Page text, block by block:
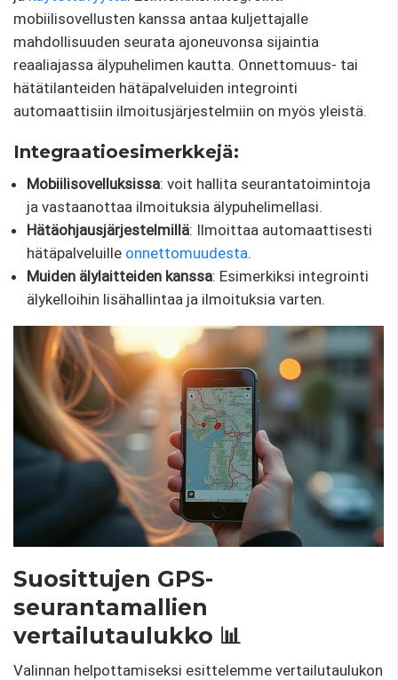
mobiilisovellusten kanssa antaa kuljettajalle
mahdollisuuden seurata ajoneuvonsa sijaintia
reaaliajassa älypuhelimen kautta. Onnettomuus- tai
hätätilanteiden hätäpalveluiden integrointi
automaattisiin ilmoitusjärjestelmiin on myös yleistä.
Integraatioesimerkkejä:
Mobiilisovelluksissa: voit hallita seurantatoimintoja
ja vastaanottaa ilmoituksia älypuhelimellasi.
Hätäohjausjärjestelmillä: Ilmoittaa automaattisesti
hätäpalveluille onnettomuudesta.
Muiden älylaitteiden kanssa: Esimerkiksi integrointi
älykelloihin lisähallintaa ja ilmoituksia varten.
Suosittujen GPS-
seurantamallien
vertailutaulukko 📊
Valinnan helpottamiseksi esittelemme vertailutaulukon